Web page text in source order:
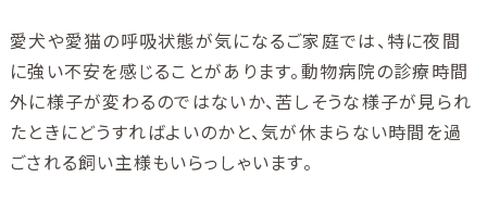
愛犬や愛猫の呼吸状態が気になるご家庭では、特に夜間
に強い不安を感じることがあります。動物病院の診療時間
外に様子が変わるのではないか、苦しそうな様子が見られ
たときにどうすればよいのかと、気が休まらない時間を過
ごされる飼い主様もいらっしゃいます。